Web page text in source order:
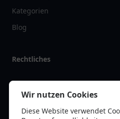
Kategorien
Blog
Rechtliches
Impressum
Datenschutz
Kontakt
Wir nutzen Cookies
Diese Website verwendet